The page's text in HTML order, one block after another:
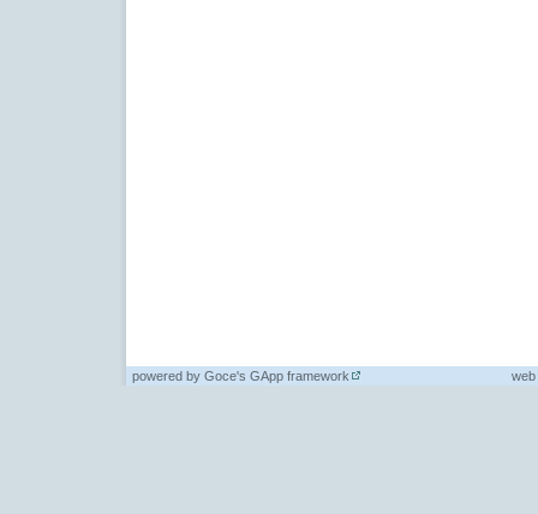
powered by Goce's GApp framework